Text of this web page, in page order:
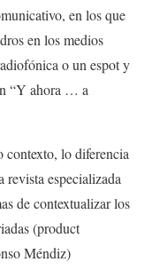
en los que
en los medios
o un espot y
“Y ahora … a
contexto, lo diferencia
revista especializada
de contextualizar los
(product
Méndiz)